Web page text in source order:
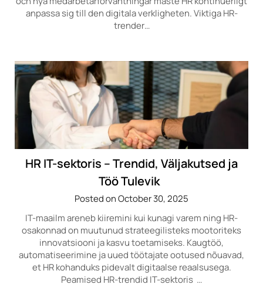
anpassa sig till den digitala verkligheten. Viktiga HR-
trender…
HR IT-sektoris – Trendid, Väljakutsed ja
Töö Tulevik
Posted on October 30, 2025
IT-maailm areneb kiiremini kui kunagi varem ning HR-
osakonnad on muutunud strateegilisteks mootoriteks
innovatsiooni ja kasvu toetamiseks. Kaugtöö,
automatiseerimine ja uued töötajate ootused nõuavad,
et HR kohanduks pidevalt digitaalse reaalsusega.
Peamised HR-trendid IT-sektoris …